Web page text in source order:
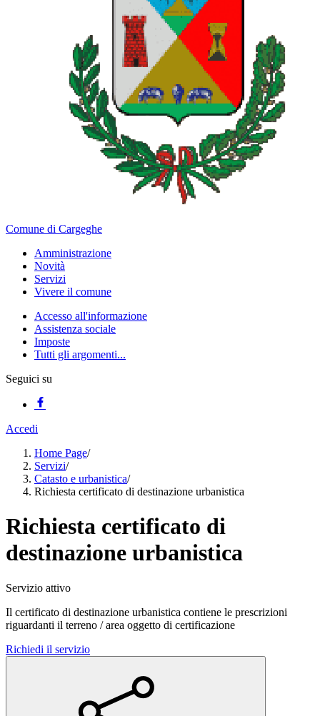
Comune di Cargeghe
Amministrazione
Novità
Servizi
Vivere il comune
Accesso all'informazione
Assistenza sociale
Imposte
Tutti gli argomenti...
Seguici su
Accedi
Home Page/
Servizi/
Catasto e urbanistica/
Richiesta certificato di destinazione urbanistica
Richiesta certificato di
destinazione urbanistica
Servizio attivo
Il certificato di destinazione urbanistica contiene le prescrizioni
riguardanti il terreno / area oggetto di certificazione
Richiedi il servizio